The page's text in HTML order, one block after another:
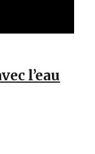
l’eau